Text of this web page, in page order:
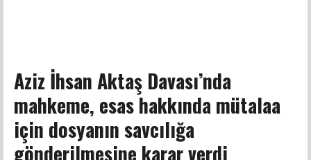
Aziz İhsan Aktaş Davası’nda
mahkeme, esas hakkında mütalaa
için dosyanın savcılığa
gönderilmesine karar verdi